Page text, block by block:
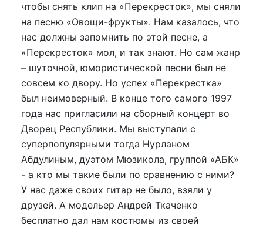
чтобы снять клип на «Перекресток», мы сняли
на песню «Овощи-фрукты». Нам казалось, что
нас должны запомнить по этой песне, а
«Перекресток» мол, и так знают. Но сам жанр
– шуточной, юмористической песни был не
совсем ко двору. Но успех «Перекрестка»
был неимоверный. В конце того самого 1997
года нас пригласили на сборный концерт во
Дворец Республики. Мы выступали с
суперпопулярными тогда Нурланом
Абдулиным, дуэтом Мюзикола, группой «АБК»
- а кто мы такие были по сравнению с ними?
У нас даже своих гитар не было, взяли у
друзей. А модельер Андрей Ткаченко
бесплатно дал нам костюмы из своей